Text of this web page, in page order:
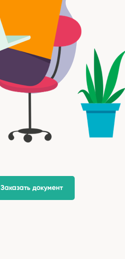
Заказать документ